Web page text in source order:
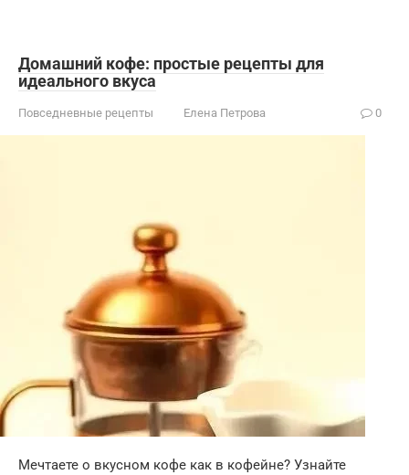
Домашний кофе: простые рецепты для
идеального вкуса
Повседневные рецепты Елена Петрова 0
Мечтаете о вкусном кофе как в кофейне? Узнайте